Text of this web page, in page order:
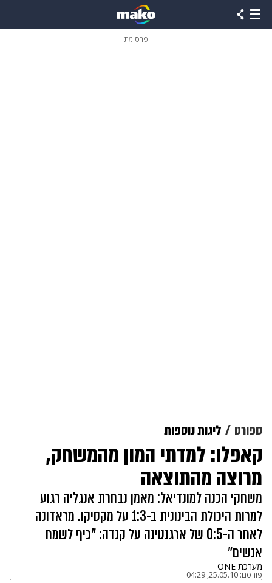
פרסומת
ספורט ליגות נוספות
קאפלו: למדתי המון מהמשחק,
מרוצה מהתוצאה
משחקי הכנה למונדיאל: מאמן נבחרת אנגליה רגוע
למרות היכולת הבינונית ב-1:3 על מקסיקו. מראדונה
לאחר ה-0:5 של ארגנטינה על קנדה: "כיף לשמח
אנשים"
מערכת ONE
פורסם: 25.05.10, 04:29